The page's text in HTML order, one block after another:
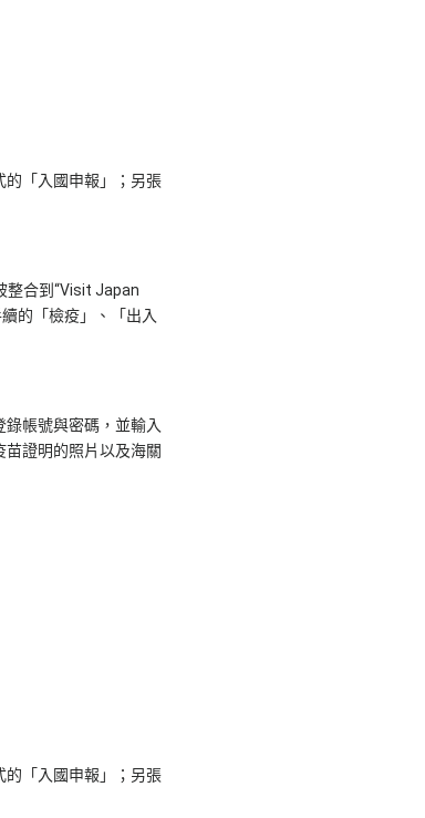
的「入國申報」；另張
整合到“Visit Japan
的「檢疫」、「出入
帳號與密碼，並輸入
苗證明的照片以及海關
的「入國申報」；另張